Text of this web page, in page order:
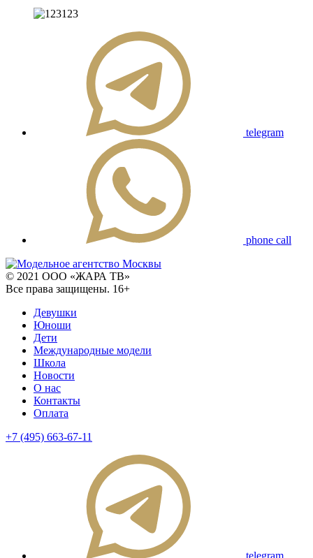
telegram
phone call
© 2021 ООО «ЖАРА ТВ»
Все права защищены. 16+
Девушки
Юноши
Дети
Международные модели
Школа
Новости
О нас
Контакты
Оплата
+7 (495) 663-67-11
telegram